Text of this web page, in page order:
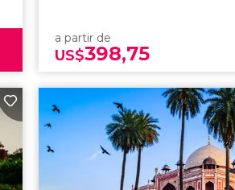
a partir de
US$398,75